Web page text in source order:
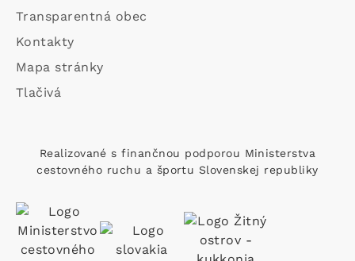
Transparentná obec
Kontakty
Footer
custom
Mapa stránky
Tlačivá
Realizované s finančnou podporou Ministerstva
cestovného ruchu a športu Slovenskej republiky